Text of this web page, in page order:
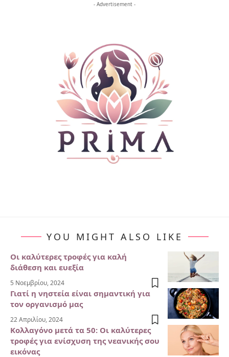
- Advertisement -
YOU MIGHT ALSO LIKE
Οι καλύτερες τροφές για καλή
διάθεση και ευεξία
5 Νοεμβρίου, 2024
Γιατί η νηστεία είναι σημαντική για
τον οργανισμό μας
22 Απριλίου, 2024
Κολλαγόνο μετά τα 50: Οι καλύτερες
τροφές για ενίσχυση της νεανικής σου
εικόνας